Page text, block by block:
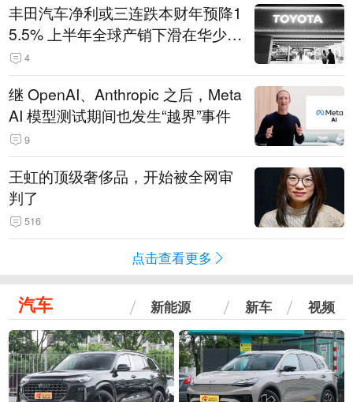
丰田汽车净利或三连跌本财年预降1
5.5% 上半年全球产销下滑在华少卖
14.3万辆
4
继 OpenAI、Anthropic 之后，Meta
AI 模型测试期间也发生“越界”事件
9
王虹的顶级奢侈品，开始被全网审
判了
516
点击查看更多
汽车 新能源 新车 视频